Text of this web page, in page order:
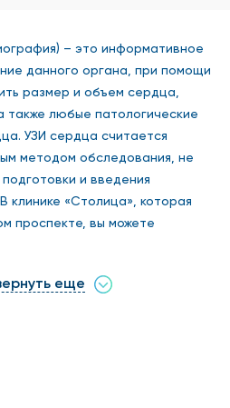
– это информативное
данного органа, при помощи
размер и объем сердца,
также любые патологические
УЗИ сердца считается
методом обследования, не
и введения
клинике «Столица», которая
проспекте, вы можете
новейшее
получить точные результаты
УЗИ
еще